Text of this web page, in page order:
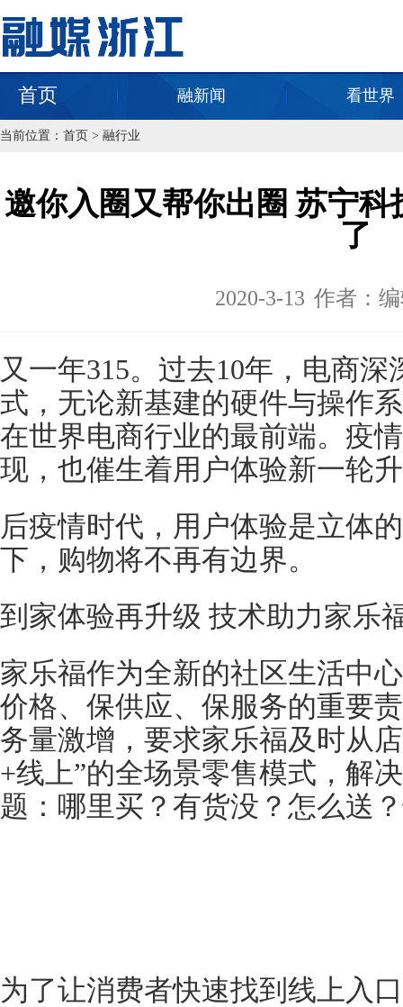
首页 融新闻 看世界
当前位置： 首页 > 融行业
邀你入圈又帮你出圈 苏宁
了
2020-3-13 作者：
又一年315。过去10年，电商
式，无论新基建的硬件与操作
在世界电商行业的最前端。疫
现，也催生着用户体验新一轮
后疫情时代，用户体验是立体
下，购物将不再有边界。
到家体验再升级 技术助力家乐
家乐福作为全新的社区生活中
价格、保供应、保服务的重要
务量激增，要求家乐福及时从
+线上”的全场景零售模式，解
题：哪里买？有货没？怎么送
为了让消费者快速找到线上入